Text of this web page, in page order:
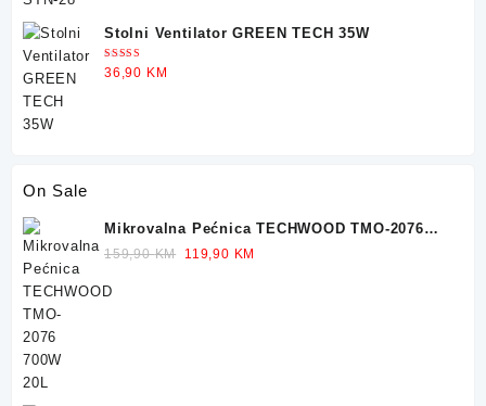
Stolni Ventilator GREEN TECH 35W
Ocjenjeno
5.00od 5
36,90 KM
On Sale
Mikrovalna Pećnica TECHWOOD TMO-2076
700W 20L
159,90KM
Original
119,90 KM